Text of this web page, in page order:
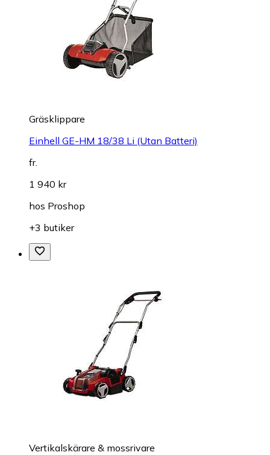
Gräsklippare
Einhell GE-HM 18/38 Li (Utan Batteri)
fr.
1 940 kr
hos Proshop
+3 butiker
Vertikalskärare & mossrivare